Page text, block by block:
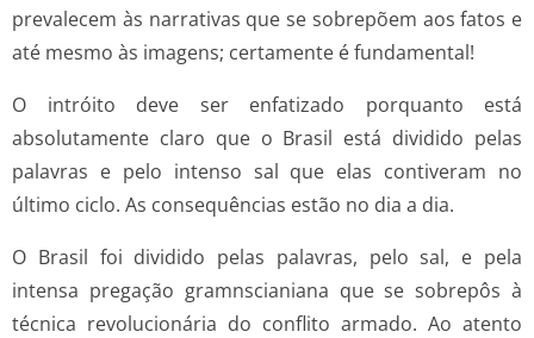
prevalecem às narrativas que se sobrepõem aos fatos e
até mesmo às imagens; certamente é fundamental!
O intróito deve ser enfatizado porquanto está
absolutamente claro que o Brasil está dividido pelas
palavras e pelo intenso sal que elas contiveram no
último ciclo. As consequências estão no dia a dia.
O Brasil foi dividido pelas palavras, pelo sal, e pela
intensa pregação gramnscianiana que se sobrepôs à
técnica revolucionária do conflito armado. Ao atento